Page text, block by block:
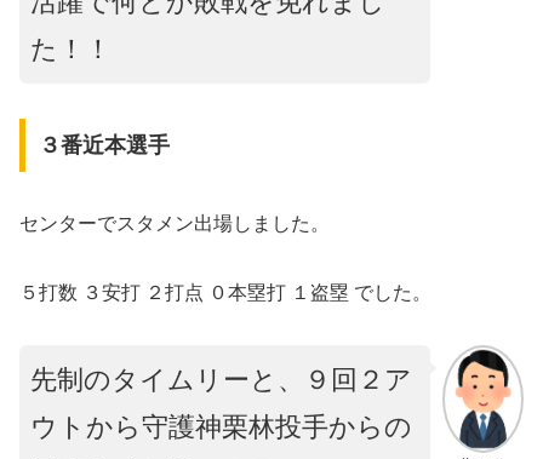
た！！
３番近本選手
センターでスタメン出場しました。
５打数 ３安打 ２打点 ０本塁打 １盗塁 でした。
先制のタイムリーと、９回２ア
ウトから守護神栗林投手からの